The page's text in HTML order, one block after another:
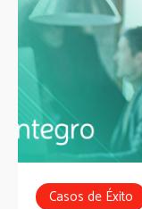
Casos de Éxito